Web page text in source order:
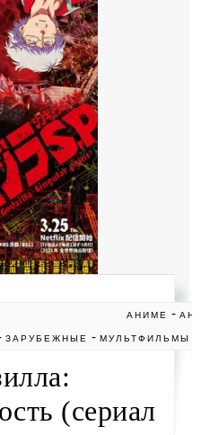
АНИМЕ -
ЗАРУБЕЖНЫЕ -МУЛЬТФИЛЬМЫ
(сериал